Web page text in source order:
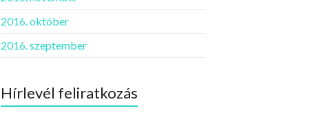
2016. október
2016. szeptember
Hírlevél feliratkozás